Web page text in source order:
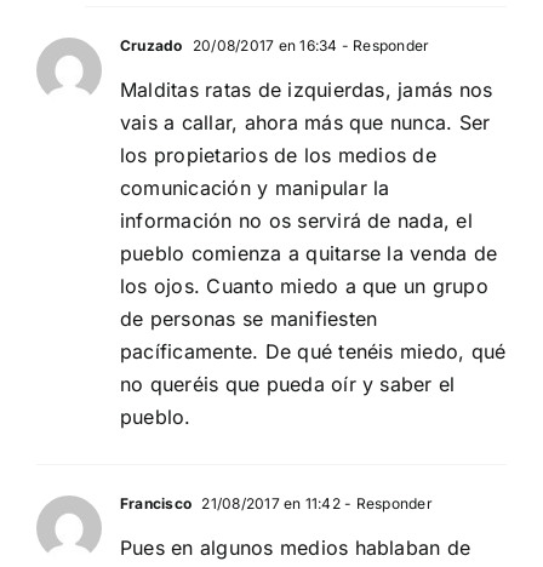
Cruzado 20/08/2017 en 16:34 - Responder
Malditas ratas de izquierdas, jamás nos
vais a callar, ahora más que nunca. Ser
los propietarios de los medios de
comunicación y manipular la
información no os servirá de nada, el
pueblo comienza a quitarse la venda de
los ojos. Cuanto miedo a que un grupo
de personas se manifiesten
pacíficamente. De qué tenéis miedo, qué
no queréis que pueda oír y saber el
pueblo.
Francisco 21/08/2017 en 11:42- Responder
Pues en algunos medios hablaban de